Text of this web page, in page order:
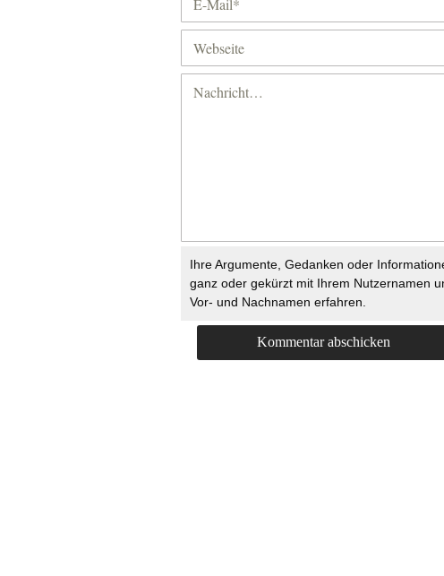
Ihre Argumente, Gedanken oder
ganz oder gekürzt mit Ihrem Nutzernamen
Vor- und Nachnamen erfahren.